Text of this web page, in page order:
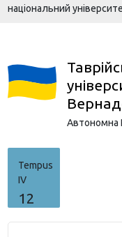
національний
Автономна
Tempus
IV
12